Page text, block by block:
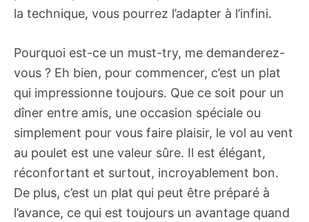
la technique, vous pourrez l’adapter à l’infini.
Pourquoi est-ce un must-try, me demanderez-
vous ? Eh bien, pour commencer, c’est un plat
qui impressionne toujours. Que ce soit pour un
dîner entre amis, une occasion spéciale ou
simplement pour vous faire plaisir, le vol au vent
au poulet est une valeur sûre. Il est élégant,
réconfortant et surtout, incroyablement bon.
De plus, c’est un plat qui peut être préparé à
l’avance, ce qui est toujours un avantage quand